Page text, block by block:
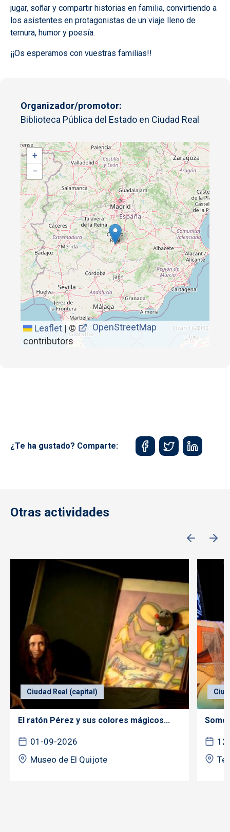
jugar, soñar y compartir historias en familia, convirtiendo a
los asistentes en protagonistas de un viaje lleno de
ternura, humor y poesía.
¡¡Os esperamos con vuestras familias!!
Organizador/promotor
Biblioteca Pública del Estado en Ciudad Real
+
−
Leaflet | ©
OpenStreetMap
contributors
¿Te ha gustado? Comparte:
Otras actividades
Ciudad Real (capital)
El ratón Pérez y sus colores mágicos...
01-09-2026
Museo de El Quijote